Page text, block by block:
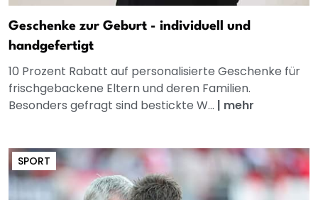
Geschenke zur Geburt - individuell und
handgefertigt
10 Prozent Rabatt auf personalisierte Geschenke für
frischgebackene Eltern und deren Familien.
Besonders gefragt sind bestickte W... | mehr
SPORT